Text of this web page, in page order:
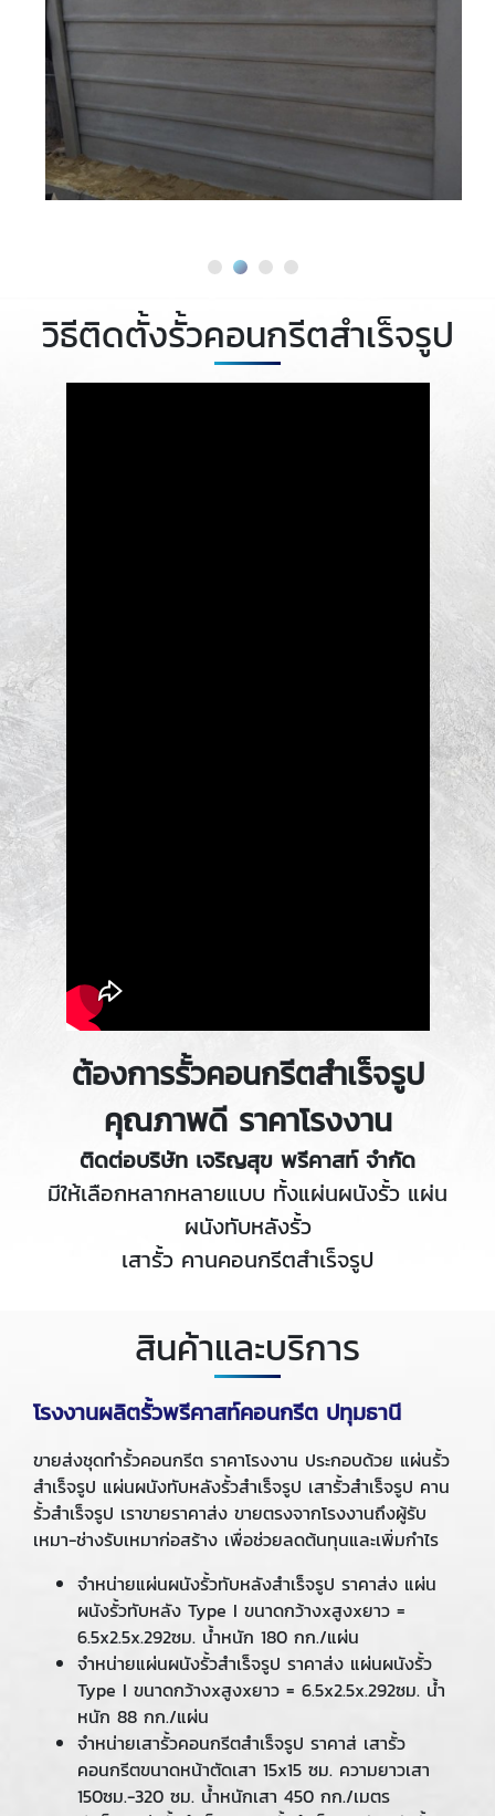
วิธีติดตั้งรั้วคอนกรีตสำเร็จรูป
ต้องการรั้วคอนกรีตสำเร็จรูป
คุณภาพดี ราคาโรงงาน
ติดต่อบริษัท เจริญสุข พรีคาสท์ จำกัด
มีให้เลือกหลากหลายแบบ ทั้งแผ่นผนังรั้ว แผ่น
ผนังทับหลังรั้ว
เสารั้ว คานคอนกรีตสำเร็จรูป
สินค้าและบริการ
โรงงานผลิตรั้วพรีคาสท์คอนกรีต ปทุมธานี
ขายส่งชุดทำรั้วคอนกรีต ราคาโรงงาน ประกอบด้วย แผ่นรั้ว
สำเร็จรูป แผ่นผนังทับหลังรั้วสำเร็จรูป เสารั้วสำเร็จรูป คาน
รั้วสำเร็จรูป เราขายราคาส่ง ขายตรงจากโรงงานถึงผู้รับ
เหมา-ช่างรับเหมาก่อสร้าง เพื่อช่วยลดต้นทุนและเพิ่มกำไร
จำหน่ายแผ่นผนังรั้วทับหลังสำเร็จรูป ราคาส่ง แผ่น
ผนังรั้วทับหลัง Type I ขนาดกว้างxสูงxยาว =
6.5x2.5x.292ซม. น้ำหนัก 180 กก./แผ่น
จำหน่ายแผ่นผนังรั้วสำเร็จรูป ราคาส่ง แผ่นผนังรั้ว
Type I ขนาดกว้างxสูงxยาว = 6.5x2.5x.292ซม. น้ำ
หนัก 88 กก./แผ่น
จำหน่ายเสารั้วคอนกรีตสำเร็จรูป ราคาส่ เสารั้ว
คอนกรีตขนาดหน้าตัดเสา 15x15 ซม. ความยาวเสา
150ซม.-320 ซม. น้ำหนักเสา 450 กก./เมตร